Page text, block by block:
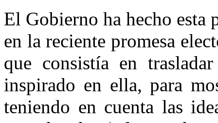
El Gobierno ha hecho esta
en la reciente promesa
que consistía en
inspirado en ella, para
teniendo en cuenta las